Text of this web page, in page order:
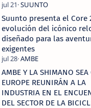
Suunto presenta el Core
evolución del icónico
diseñado para las
exigentes
AMBE Y LA SHIMANO SEA
EUROPE REUNIRÁN A LA
INDUSTRIA EN EL
DEL SECTOR DE LA